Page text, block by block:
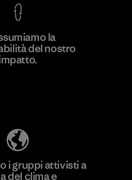
la
del nostro
i gruppi attivisti a
del clima e